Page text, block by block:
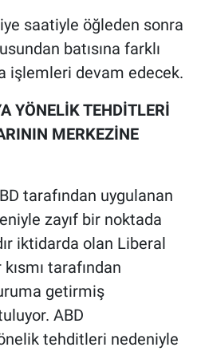
saatiyle öğleden sonra
batısına farklı
işlemleri devam edecek.
YÖNELİK TEHDİTLERİ
MERKEZİNE
tarafından uygulanan
zayıf bir noktada
iktidarda olan Liberal
tarafından
getirmiş
ABD
tehditleri nedeniyle